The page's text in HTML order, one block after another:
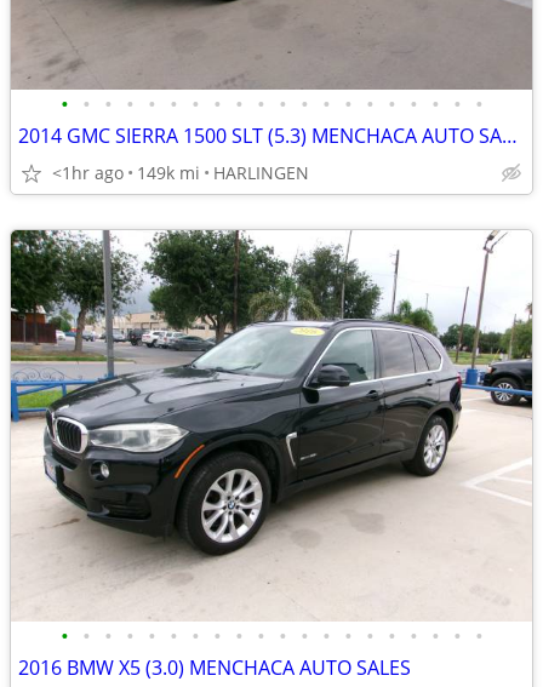
• • • • • • • • • • • • • • • • • • • •
2014 GMC SIERRA 1500 SLT (5.3) MENCHACA AUTO SALES
<1hr ago 149k mi HARLINGEN
• • • • • • • • • • • • • • • • • • • •
2016 BMW X5 (3.0) MENCHACA AUTO SALES